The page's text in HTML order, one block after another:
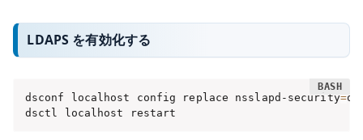
LDAPS を有効化する
dsconf localhost config replace nsslapd-security=on
dsctl localhost restart